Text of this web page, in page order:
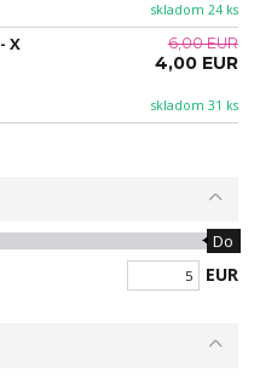
skladom 24 ks
X
skladom 31 ks
6,00 EUR
4,00 EUR
Do
EUR